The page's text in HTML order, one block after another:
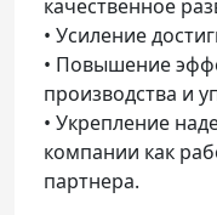
качественное
• Усиление
• Повышение
производства и
• Укрепление
компании как
партнера.